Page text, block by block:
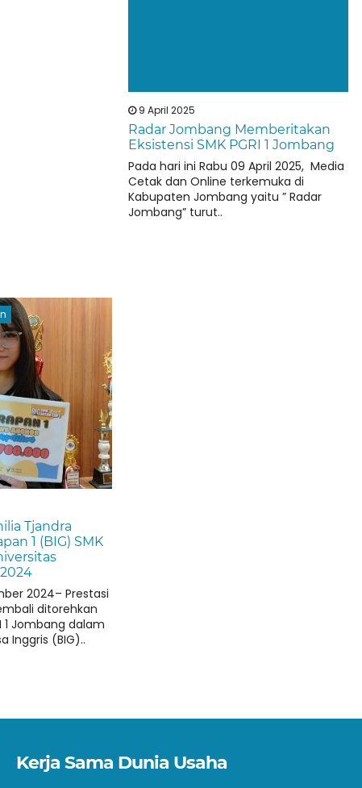
9 April 2025
Radar Jombang Memberitakan
Eksistensi SMK PGRI 1 Jombang
Pada hari ini Rabu 09 April 2025, Media
Cetak dan Online terkemuka di
Kabupaten Jombang yaitu ” Radar
Jombang” turut..
Tjandra
1 (BIG) SMK
2024– Prestasi
ditorehkan
1 Jombang dalam
Inggris (BIG)..
Kerja Sama Dunia Usaha